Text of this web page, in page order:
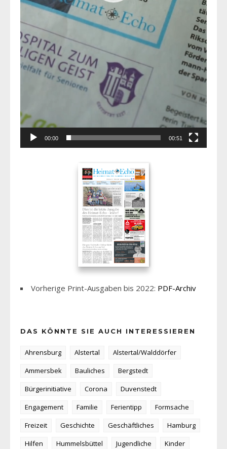
00:00 00:51
Vorherige Print-Ausgaben bis 2022: PDF-Archiv
DAS KÖNNTE SIE AUCH INTERESSIEREN
Ahrensburg Alstertal
Alstertal/Walddörfer
Ammersbek
Bauliches
Bergstedt
Bürgerinitiative
Corona
Duvenstedt
Engagement
Familie Ferientipp
Formsache
Freizeit
Geschichte Geschäftliches
Hamburg
Hilfen
Hummelsbüttel Jugendliche
Kinder